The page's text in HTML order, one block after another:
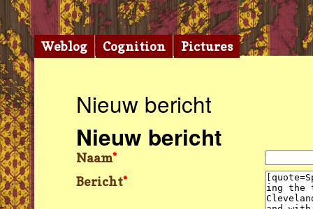
Nieuw bericht
Nieuw bericht
Naam*
Bericht*
Weblog Cognition Pictures